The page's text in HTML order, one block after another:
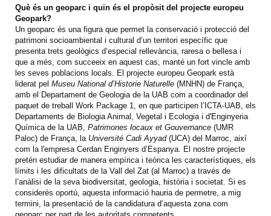
Què és un geoparc i quin és el propòsit del projecte europeu
Geopark?
Un geoparc és una figura que permet la conservació i protecció del
patrimoni socioambiental i cultural d’un territori específic que
presenta trets geològics d’especial rellevància, raresa o bellesa i
que a més, com succeeix en aquest cas, manté un fort vincle amb
les seves poblacions locals. El projecte europeu Geopark està
liderat pel Museu National d’Historie Naturelle (MNHN) de França,
amb el Departament de Geologia de la UAB com a coordinador del
paquet de treball Work Package 1, en que participen l’ICTA-UAB, els
Departaments de Biologia Animal, Vegetal i Ecologia i d'Enginyeria
Química de la UAB, Patrimones locaux et Gouvernance (UMR
Paloc) de França, la Université Cadi Ayyad (UCA) del Marroc, així
com la l'empresa Cerdan Enginyers d’Espanya. El nostre projecte
pretén estudiar de manera empírica i teòrica les característiques, els
límits i les dificultats de la Vall del Zat (al Marroc) a través de
l’anàlisi de la seva biodiversitat, geologia, història i societat. Si es
considerés oportú, aquesta informació hauria de permetre, a mig
termini, la presentació de la candidatura d’aquesta zona com